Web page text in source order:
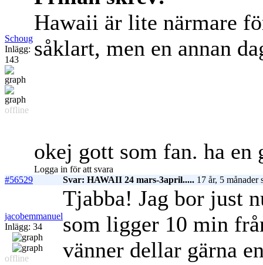
Schoug
Inlägg:
143
offline
Hawaii är lite närmare
såklart, men en annan
okej gott som fan. ha en
Logga in för att svara
#56529
Svar: HAWAII 24 mars-3april..... 17 år, 5 månader
jacobemmanuel
Inlägg: 34
offline
Tjabba! Jag bor just
som ligger 10 min
vänner dellar gärna